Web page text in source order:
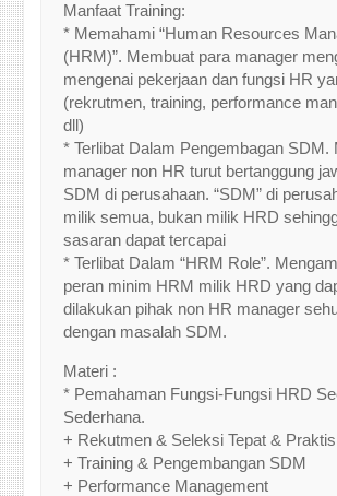
Manfaat Training:
* Memahami “Human Resources
(HRM)”. Membuat para manager
mengenai pekerjaan dan fungsi HR
(rekrutmen, training, performance
dll)
* Terlibat Dalam Pengembagan SDM.
manager non HR turut bertanggung
SDM di perusahaan. “SDM” di
milik semua, bukan milik HRD
sasaran dapat tercapai
* Terlibat Dalam “HRM Role”.
peran minim HRM milik HRD yang
dilakukan pihak non HR manager
dengan masalah SDM.
Materi :
* Pemahaman Fungsi-Fungsi HRD
Sederhana.
+ Rekutmen & Seleksi Tepat & Praktis
+ Training & Pengembangan SDM
+ Performance Management